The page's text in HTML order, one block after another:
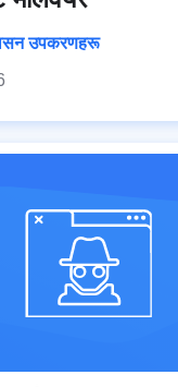
उपकरणहरू